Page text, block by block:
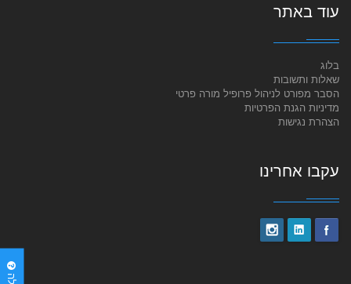
עוד באתר
בלוג
שאלות ותשובות
הסבר מפורט לניהול פרופיל מורה פרטי
מדיניות הגנת הפרטיות
הצהרת נגישות
עקבו אחרינו